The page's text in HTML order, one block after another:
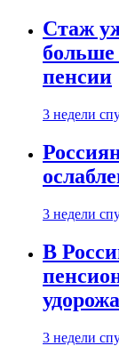
Стаж
больше
пенсии
3 недели
3 недели
В
3 недели